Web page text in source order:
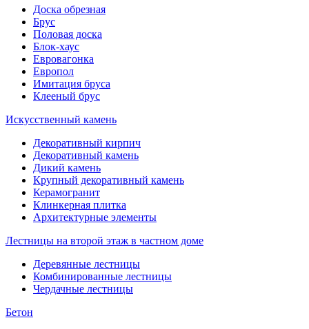
Доска обрезная
Брус
Половая доска
Блок-хаус
Евровагонка
Европол
Имитация бруса
Клееный брус
Искусственный камень
Декоративный кирпич
Декоративный камень
Дикий камень
Крупный декоративный камень
Керамогранит
Клинкерная плитка
Архитектурные элементы
Лестницы на второй этаж в частном доме
Деревянные лестницы
Комбинированные лестницы
Чердачные лестницы
Бетон